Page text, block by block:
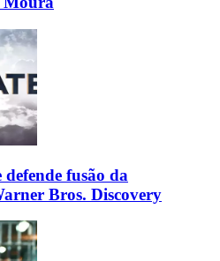
fusão da
Bros. Discovery